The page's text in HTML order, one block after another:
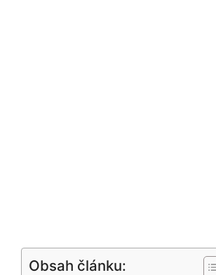
Obsah článku: